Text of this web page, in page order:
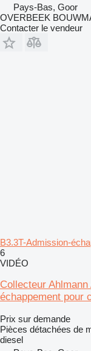
Pays-Bas, Goor
OVERBEEK
Contacter le vendeur
B3.3T-Admission-
6
VIDÉO
Collecteur
échappement pour
Prix sur demande
Pièces détachées de
diesel